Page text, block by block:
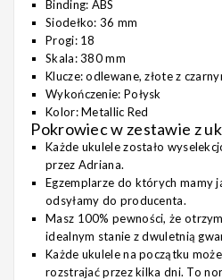
Binding: ABS
Siodełko: 36 mm
Progi: 18
Skala: 380 mm
Klucze: odlewane, złote z
Wykończenie: Połysk
Kolor: Metallic Red
Pokrowiec w zestawie z
Każde ukulele zostało
przez Adriana.
Egzemplarze do których mamy
odsyłamy do producenta.
Masz 100% pewności, że
idealnym stanie z dwuletnią
Każde ukulele na początku
rozstrajać przez kilka dni. To